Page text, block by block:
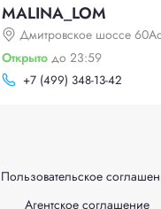
MALINA_LOM
Дмитровское шоссе
Открыто до 23:59
+7 (499) 348-13-42
Пользовательское
Агентское соглашение